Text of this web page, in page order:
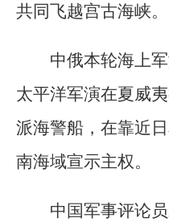
共同飞越宫古海峡。
中俄本轮海上
太平洋军演在夏威
派海警船，在靠近
南海域宣示主权。
中国军事评论